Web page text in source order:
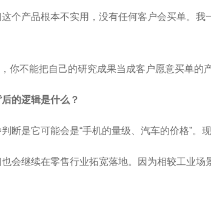
个产品根本不实用，没有任何客户会买单。
不能把自己的研究成果当成客户愿意买单的
的逻辑是什么？
是它可能会是“手机的量级、汽车的价格”。
会继续在零售行业拓宽落地。因为相较工业